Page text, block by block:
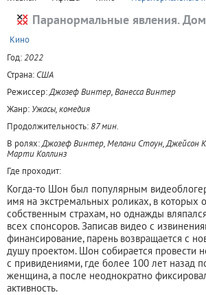
Паранормальные явления.
Кино
Год:2022
Страна: США
Режиссер:Джозеф Винтер, Ванесса Винтер
Жанр: Ужасы, комедия
Продолжительность:87 мин.
В ролях:Джозеф Винтер, Мелани Стоун, Джейсон
Марти Коллинз
Где проходит:
Когда-то Шон был популярным
имя на экстремальных роликах, в которых
собственным страхам, но однажды
всех спонсоров. Записав видео с
финансирование, парень возвращается с
душу проектом. Шон собирается провести
с привидениями, где более 100 лет назад
женщина, а после неоднократно
активность.